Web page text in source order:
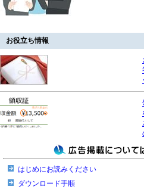
お役立ち情報
はじめにお読みください
ダウンロード手順